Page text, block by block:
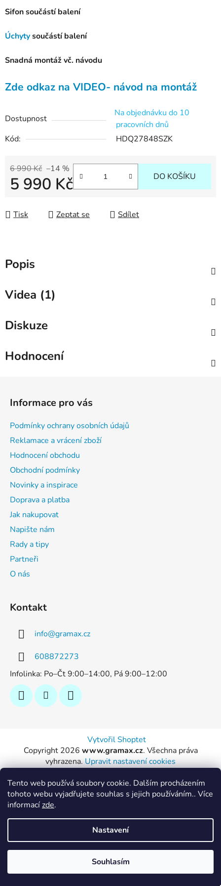
Tento web používá soubory cookie. Dalším procházením
tohoto webu vyjadřujete souhlas s jejich používáním.. Více
informacízde.
Nastavení
Souhlasím
Sifon součástí balení
Úchytysoučástí balení
Snadná montáž vč. návodu
Zde odkaz na VIDEO- návod na montáž
Dostupnost
Na objednávku do 10
pracovních dnů
Kód:
HDQ27848SZK
6 990 Kč –14 %
5 990 Kč DO KOŠÍKU
Tisk Zeptat se Sdílet
Popis
Videa (1)
Diskuze
Hodnocení
Informace pro vás
Podmínky ochrany osobních údajů
Reklamace a vrácení zboží
Hodnocení obchodu
Obchodní podmínky
Novinky a inspirace
Doprava a platba
Jak nakupovat
Napište nám
Rady a tipy
Partneři
O nás
Kontakt
info@gramax.cz
608872273
Infolinka: Po–Čt 9:00–14:00, Pá 9:00–12:00
Vytvořil Shoptet
Copyright 2026 www.gramax.cz. Všechna práva
vyhrazena.Upravit nastavení cookies
Jsme na FAVI.cz Jsme na BIANO.cz